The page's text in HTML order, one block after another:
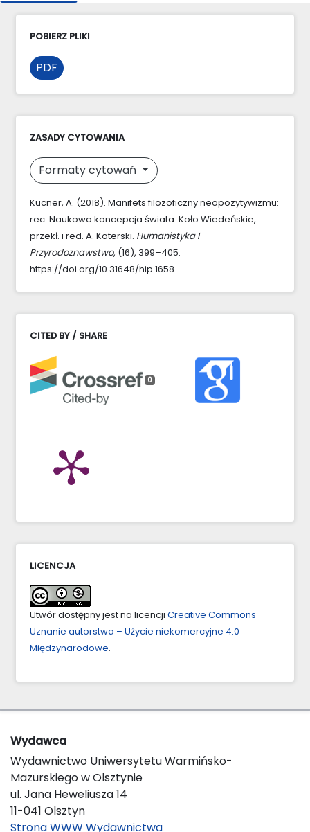
POBIERZ PLIKI
PDF
ZASADY CYTOWANIA
Formaty cytowań
Kucner, A. (2018). Manifets filozoficzny neopozytywizmu:
rec. Naukowa koncepcja świata. Koło Wiedeńskie,
przekł. i red. A. Koterski. Humanistyka I
Przyrodoznawstwo, (16), 399–405.
https://doi.org/10.31648/hip.1658
CITED BY / SHARE
0
LICENCJA
Utwór dostępny jest na licencji Creative Commons
Uznanie autorstwa – Użycie niekomercyjne 4.0
Międzynarodowe.
Wydawca
Wydawnictwo Uniwersytetu Warmińsko-
Mazurskiego w Olsztynie
ul. Jana Heweliusza 14
11-041 Olsztyn
Strona WWW Wydawnictwa